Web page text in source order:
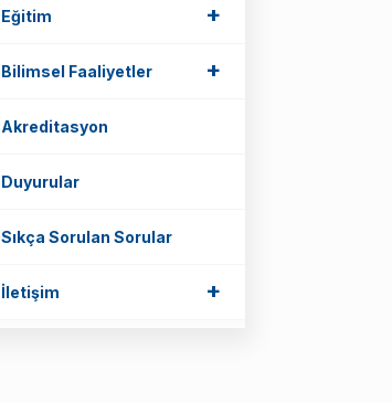
Eğitim +
Bilimsel Faaliyetler +
Akreditasyon
Duyurular
Sıkça Sorulan Sorular
İletişim +